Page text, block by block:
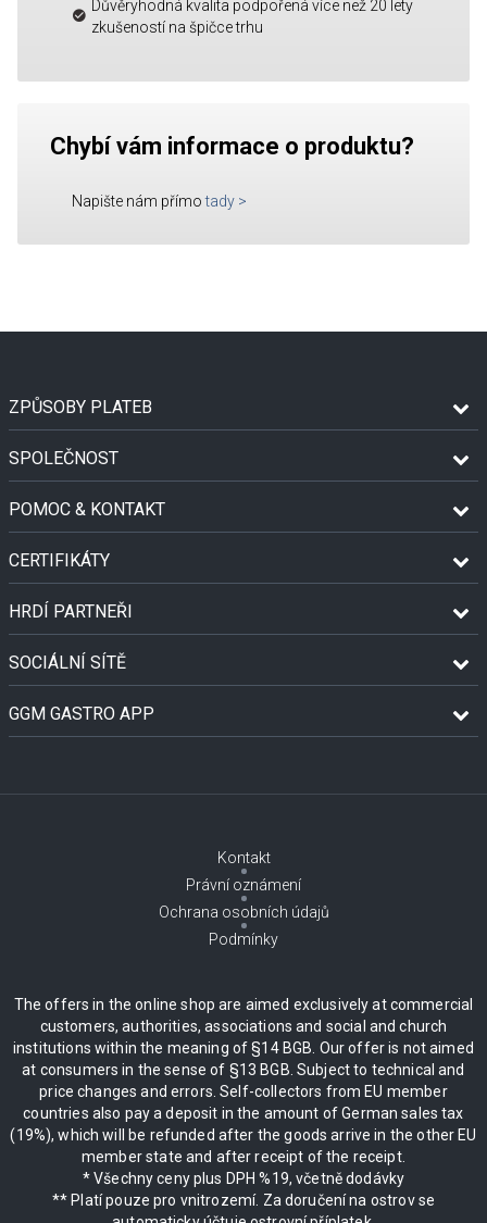
Důvěryhodná kvalita podpořená více než 20 lety
zkušeností na špičce trhu
Chybí vám informace o produktu?
Napište nám přímo tady >
ZPŮSOBY PLATEB
SPOLEČNOST
POMOC & KONTAKT
CERTIFIKÁTY
HRDÍ PARTNEŘI
SOCIÁLNÍ SÍTĚ
GGM GASTRO APP
Kontakt
Právní oznámení
Ochrana osobních údajů
Podmínky
The offers in the online shop are aimed exclusively at commercial
customers, authorities, associations and social and church
institutions within the meaning of §14 BGB. Our offer is not aimed
at consumers in the sense of §13 BGB. Subject to technical and
price changes and errors. Self-collectors from EU member
countries also pay a deposit in the amount of German sales tax
(19%), which will be refunded after the goods arrive in the other EU
member state and after receipt of the receipt.
* Všechny ceny plus DPH %19, včetně dodávky
** Platí pouze pro vnitrozemí. Za doručení na ostrov se